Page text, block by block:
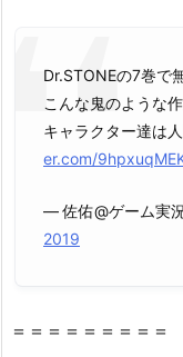
と
Dr.STONEの7巻で
こんな鬼のような
キャラクター達は
er.com/
— 佐佑@ゲーム実
2019
＝＝＝＝＝＝＝＝＝